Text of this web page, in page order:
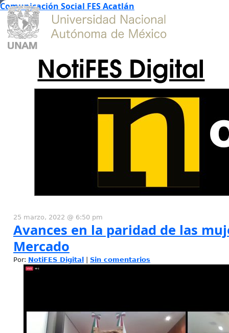
Comunicación Social FES Acatlán
NotiFES Digital
25 marzo, 2022 @ 6:50 pm
Avances en la paridad de las
Mercado
Por: NotiFES Digital Sin comentarios